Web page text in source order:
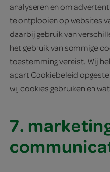
analyseren en om
te ontplooien op websites
daarbij gebruik van
het gebruik van sommige
toestemming vereist. Wij
apart Cookiebeleid
wij cookies gebruiken en
7.